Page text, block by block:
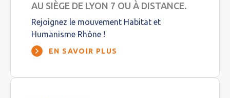
AU SIÈGE DE LYON 7 OU À DISTANCE.
Rejoignez le mouvement Habitat et
Humanisme Rhône !
EN SAVOIR PLUS